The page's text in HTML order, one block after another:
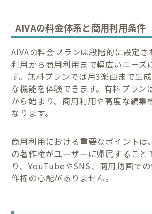
AIVAの料金体系と商用利用条件
AIVAの料金プランは段階的に設定さ
利用から商用利用まで幅広いニーズ
す。無料プランでは月3楽曲まで生
な機能を体験できます。有料プラン
から始まり、商用利用や高度な編集
なります。
商用利用における重要なポイントは
の著作権がユーザーに帰属すること
り、YouTubeやSNS、商用動画で
作権の心配がありません。